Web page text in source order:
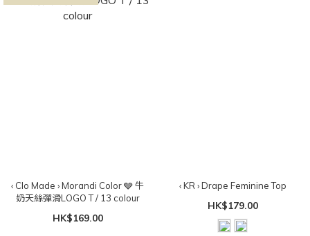
‹ Clo Made › Morandi Color 🩶 牛
奶天絲彈滑LOGO T / 13 colour
HK$169.00
‹ KR › Drape Feminine Top
HK$179.00